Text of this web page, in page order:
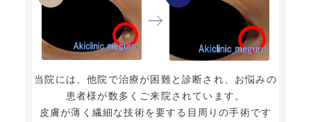
当院には、他院で治療が困難と診断され、お悩みの
患者様が数多くご来院されています。
皮膚が薄く繊細な技術を要する目周りの手術です